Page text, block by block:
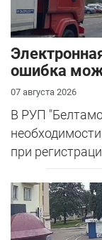
ошибка
07 августа 2026
В РУП
при